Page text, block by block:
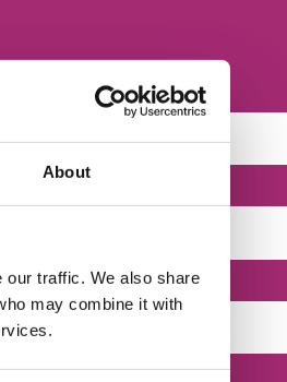
About
our traffic. We also share
may combine it with